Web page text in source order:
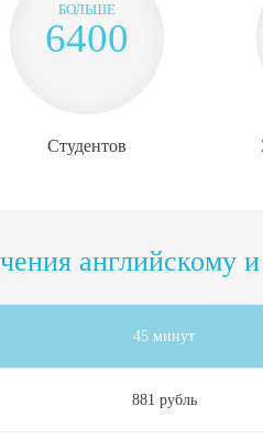
БОЛЬШЕ
6400
Студентов
английскому
45 минут
881 рубль